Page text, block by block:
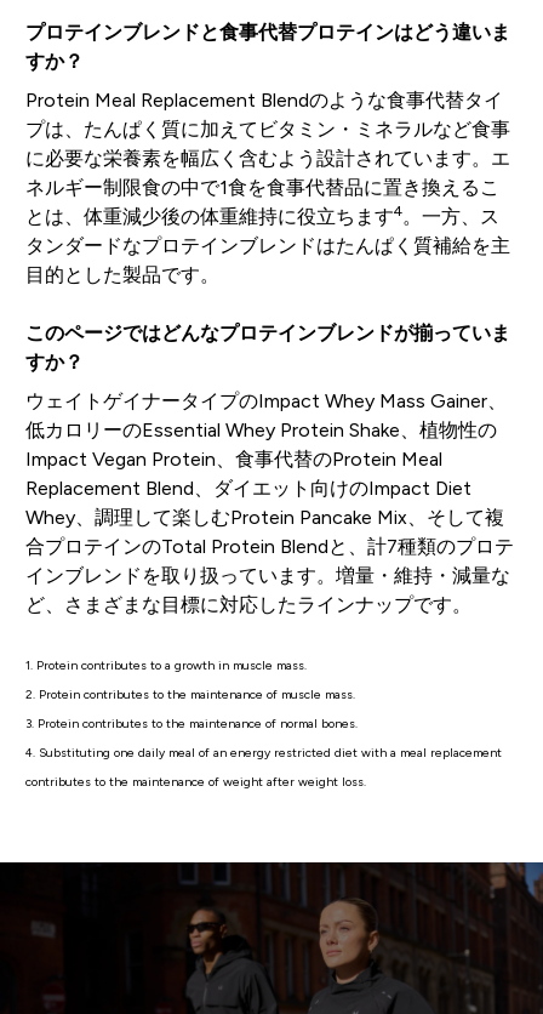
プロテインブレンドと食事代替プロテインはどう違いま
すか？
Protein Meal Replacement Blendのような食事代替タイ
プは、たんぱく質に加えてビタミン・ミネラルなど食事
に必要な栄養素を幅広く含むよう設計されています。エ
ネルギー制限食の中で1食を食事代替品に置き換えるこ
とは、体重減少後の体重維持に役立ちます4。一方、ス
タンダードなプロテインブレンドはたんぱく質補給を主
目的とした製品です。
このページではどんなプロテインブレンドが揃っていま
すか？
ウェイトゲイナータイプのImpact Whey Mass Gainer、
低カロリーのEssential Whey Protein Shake、植物性の
Impact Vegan Protein、食事代替のProtein Meal
Replacement Blend、ダイエット向けのImpact Diet
Whey、調理して楽しむProtein Pancake Mix、そして複
合プロテインのTotal Protein Blendと、計7種類のプロテ
インブレンドを取り扱っています。増量・維持・減量な
ど、さまざまな目標に対応したラインナップです。
1. Protein contributes to a growth in muscle mass.
2. Protein contributes to the maintenance of muscle mass.
3. Protein contributes to the maintenance of normal bones.
4. Substituting one daily meal of an energy restricted diet with a meal replacement
contributes to the maintenance of weight after weight loss.